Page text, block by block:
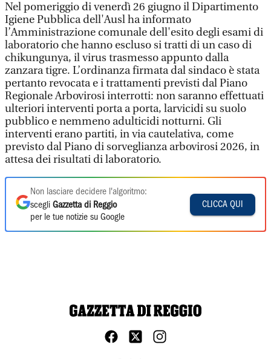
Nel pomeriggio di venerdì 26 giugno il Dipartimento
Igiene Pubblica dell'Ausl ha informato
l’Amministrazione comunale dell'esito degli esami di
laboratorio che hanno escluso si tratti di un caso di
chikungunya, il virus trasmesso appunto dalla
zanzara tigre. L’ordinanza firmata dal sindaco è stata
pertanto revocata e i trattamenti previsti dal Piano
Regionale Arbovirosi interrotti: non saranno effettuati
ulteriori interventi porta a porta, larvicidi su suolo
pubblico e nemmeno adulticidi notturni. Gli
interventi erano partiti, in via cautelativa, come
previsto dal Piano di sorveglianza arbovirosi 2026, in
attesa dei risultati di laboratorio.
Non lasciare decidere l'algoritmo:
scegli Gazzetta di Reggio
per le tue notizie su Google
CLICCA QUI